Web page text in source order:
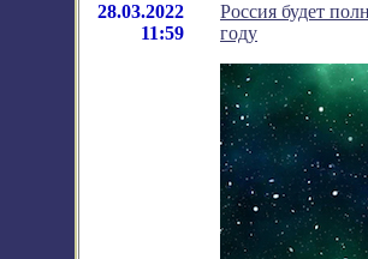
28.03.2022
11:59
Россия будет
году